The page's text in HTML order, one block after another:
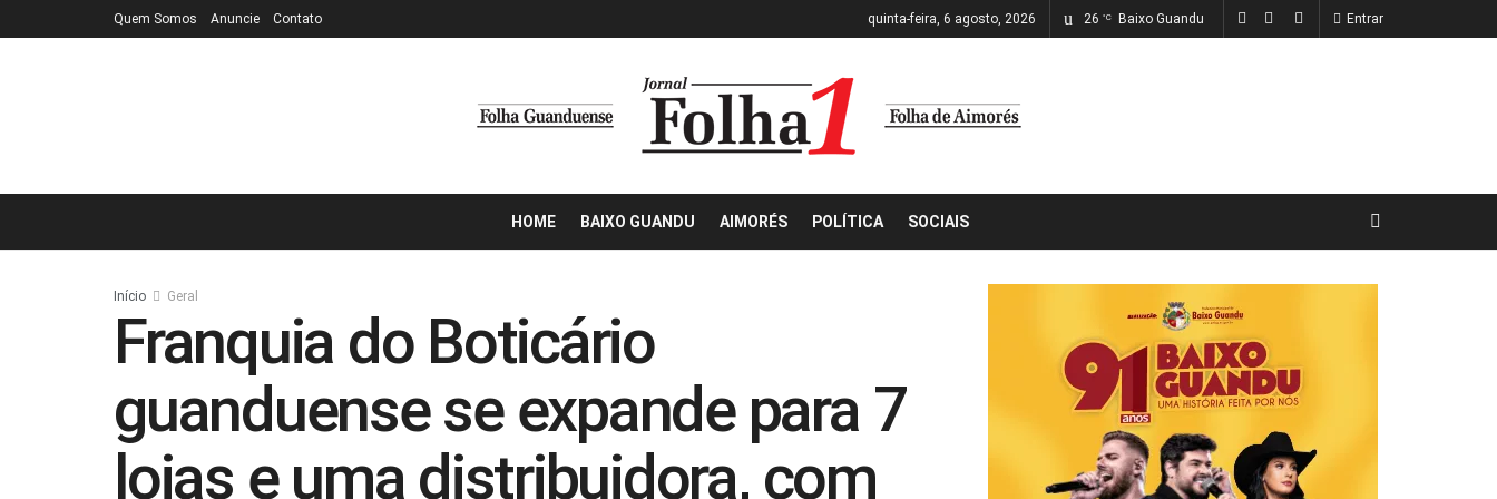
Quem Somos Anuncie Contato quinta-feira, 6 agosto, 2026 26 °C Baixo Guandu Entrar
HOME BAIXO GUANDU AIMORÉS POLÍTICA SOCIAIS
Início Geral
Franquia do Boticário
guanduense se expande para 7
lojas e uma distribuidora, com